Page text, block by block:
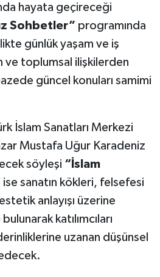
hayata geçireceği
Sohbetler” programında
günlük yaşam ve iş
ve toplumsal ilişkilerden
güncel konuları samimi
İslam Sanatları Merkezi
Mustafa Uğur Karadeniz
söyleşi “İslam
ise sanatın kökleri, felsefesi
anlayışı üzerine
katılımcıları
uzanan düşünsel